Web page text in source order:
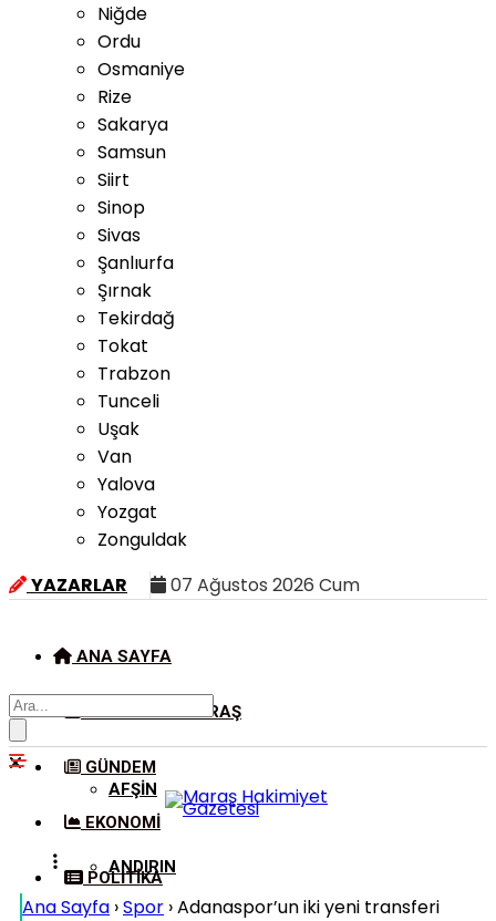
Niğde
Ordu
Osmaniye
Rize
Sakarya
Samsun
Siirt
Sinop
Sivas
Şanlıurfa
Şırnak
Tekirdağ
Tokat
Trabzon
Tunceli
Uşak
Van
Yalova
Yozgat
Zonguldak
YAZARLAR
07 Ağustos 2026 Cum
ANA SAYFA
KAHRAMANMARAŞ
AFŞIN
ANDIRIN
GÜNDEM
EKONOMI
POLITIKA
Ana Sayfa ›Spor ›Adanaspor’un iki yeni transferi